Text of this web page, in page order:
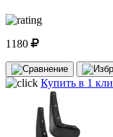
1180
Купить в 1